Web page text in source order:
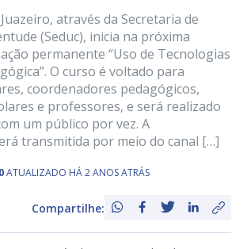
através da Secretaria de
(Seduc), inicia na próxima
permanente “Uso de Tecnologias
O curso é voltado para
coordenadores pedagógicos,
e professores, e será realizado
um público por vez. A
transmitida por meio do canal […]
ATUALIZADO HÁ 2 ANOS ATRÁS
Compartilhe: